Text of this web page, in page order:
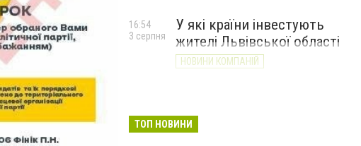
У які країни інвестують
жителі Львівської області
НОВИНИ КОМПАНІЙ
16:54
3 серпня
ТОП НОВИНИ